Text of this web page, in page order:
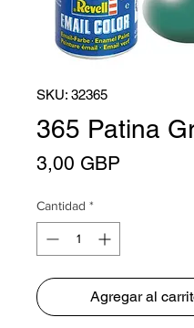
SKU: 32365
365 Patina
3,00 GBP
Cantidad *
Agregar al